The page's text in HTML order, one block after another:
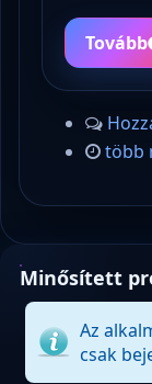
Tovább
több
Minősített
Az
csak